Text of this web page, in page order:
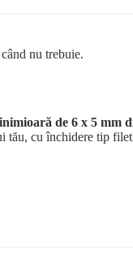
nu trebuie.
inimioară de 6 x 5 mm
tău, cu închidere tip